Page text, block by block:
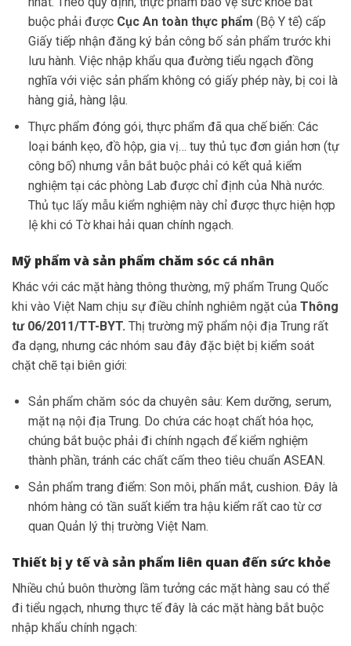
buộc phải được Cục An toàn thực phẩm (Bộ Y tế) cấp
Giấy tiếp nhận đăng ký bản công bố sản phẩm trước khi
lưu hành. Việc nhập khẩu qua đường tiểu ngạch đồng
nghĩa với việc sản phẩm không có giấy phép này, bị coi là
hàng giả, hàng lậu.
Thực phẩm đóng gói, thực phẩm đã qua chế biến: Các
loại bánh kẹo, đồ hộp, gia vị… tuy thủ tục đơn giản hơn (tự
công bố) nhưng vẫn bắt buộc phải có kết quả kiểm
nghiệm tại các phòng Lab được chỉ định của Nhà nước.
Thủ tục lấy mẫu kiểm nghiệm này chỉ được thực hiện hợp
lệ khi có Tờ khai hải quan chính ngạch.
Mỹ phẩm và sản phẩm chăm sóc cá nhân
Khác với các mặt hàng thông thường, mỹ phẩm Trung Quốc
khi vào Việt Nam chịu sự điều chỉnh nghiêm ngặt của Thông
tư 06/2011/TT-BYT. Thị trường mỹ phẩm nội địa Trung rất
đa dạng, nhưng các nhóm sau đây đặc biệt bị kiểm soát
chặt chẽ tại biên giới:
Sản phẩm chăm sóc da chuyên sâu: Kem dưỡng, serum,
mặt nạ nội địa Trung. Do chứa các hoạt chất hóa học,
chúng bắt buộc phải đi chính ngạch để kiểm nghiệm
thành phần, tránh các chất cấm theo tiêu chuẩn ASEAN.
Sản phẩm trang điểm: Son môi, phấn mắt, cushion. Đây là
nhóm hàng có tần suất kiểm tra hậu kiểm rất cao từ cơ
quan Quản lý thị trường Việt Nam.
Thiết bị y tế và sản phẩm liên quan đến sức khỏe
Nhiều chủ buôn thường lầm tưởng các mặt hàng sau có thể
đi tiểu ngạch, nhưng thực tế đây là các mặt hàng bắt buộc
nhập khẩu chính ngạch: